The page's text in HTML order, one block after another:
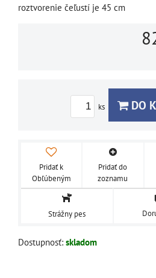
roztvorenie čeľustí je 45 cm
ks DO
Pridať k
Obľúbeným
Pridať do
zoznamu
Strážny pes
Dostupnosť: skladom